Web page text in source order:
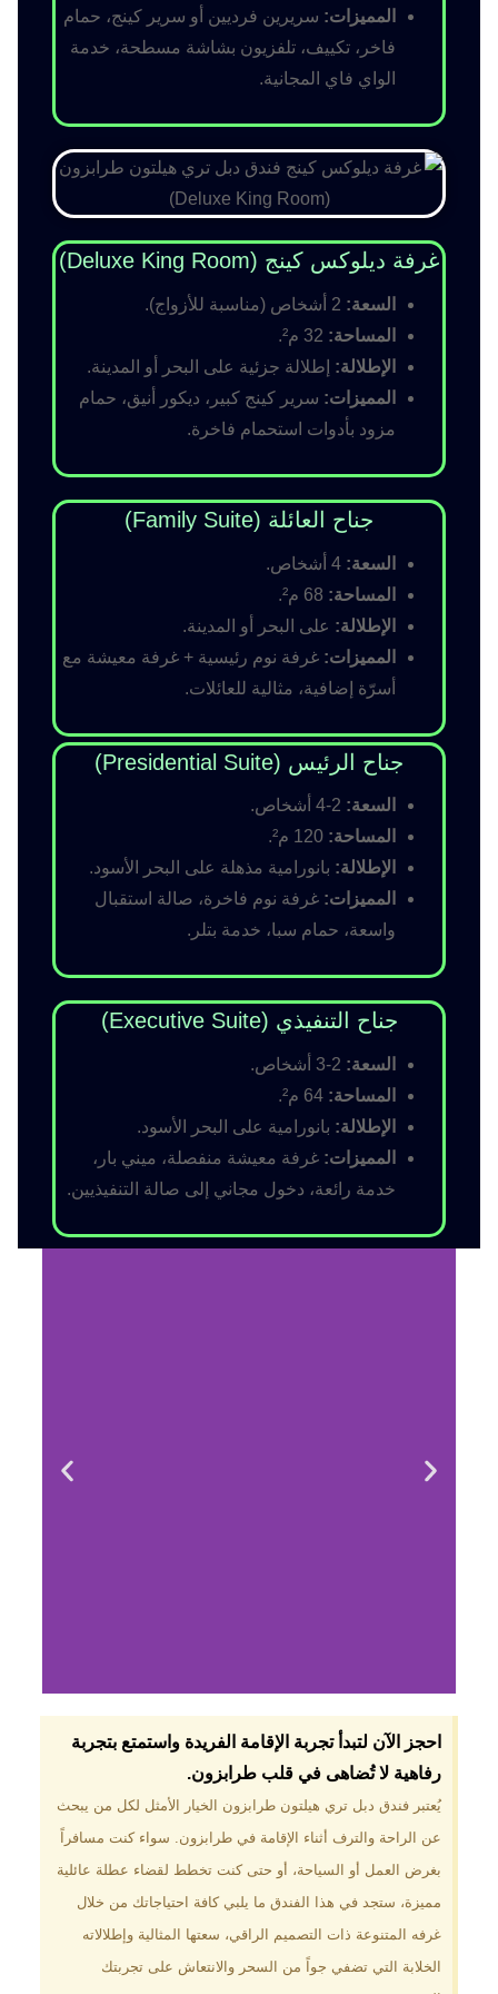
المميزات: سريرين فرديين أو سرير كينج، حمام
فاخر، تكييف، تلفزيون بشاشة مسطحة، خدمة
الواي فاي المجانية.
غرفة ديلوكس كينج (Deluxe King Room)
السعة:
المساحة:
الإطلالة: إطلالة جزئية على البحر أو المدينة.
المميزات: سرير كينج كبير، ديكور أنيق، حمام
مزود بأدوات استحمام فاخرة.
جناح العائلة (Family Suite)
السعة:
المساحة:
الإطلالة: على البحر أو المدينة.
المميزات: غرفة نوم رئيسية + غرفة معيشة مع
أسرّة إضافية، مثالية للعائلات.
جناح الرئيس (Presidential Suite)
السعة:
المساحة:
الإطلالة: بانورامية مذهلة على البحر الأسود.
المميزات: غرفة نوم فاخرة، صالة استقبال
واسعة، حمام سبا، خدمة بتلر.
جناح التنفيذي (Executive Suite)
السعة:
المساحة:
الإطلالة: بانورامية على البحر الأسود.
المميزات: غرفة معيشة منفصلة، ميني بار،
خدمة رائعة، دخول مجاني إلى صالة التنفيذيين.
لماذا تختار فندق دبل
تري هيلتون
طرابزون؟
موقع مميز في قلب طرابزون بالقرب
من أهم المعالم السياحية. إطلالات
الخضراء. مرافق متكاملة تشمل
مسبحًا داخليًا، سبا، صالة ألعاب
رياضية، ومطاعم عالمية.
احجز الآن لتبدأ تجربة الإقامة الفريدة واستمتع بتجربة
رفاهية لا تُضاهى في قلب طرابزون.​
يُعتبر فندق دبل تري هيلتون طرابزون الخيار الأمثل لكل من يبحث
عن الراحة والترف أثناء الإقامة في طرابزون. سواء كنت مسافراً
بغرض العمل أو السياحة، أو حتى كنت تخطط لقضاء عطلة عائلية
مميزة، ستجد في هذا الفندق ما يلبي كافة احتياجاتك من خلال
غرفه المتنوعة ذات التصميم الراقي، سعتها المثالية وإطلالاته
الخلابة التي تضفي جواً من السحر والانتعاش على تجربتك